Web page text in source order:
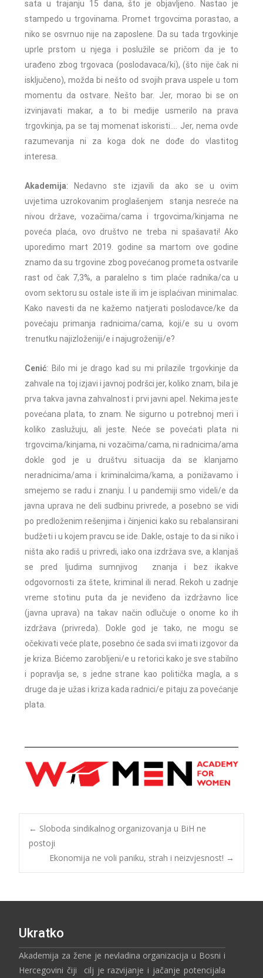
sata u trajanju 15 dana, što je objavljeno. Nastao je
stampedo u trgovinama. Promet trgovcima porastao, a
niko se osvrnuo nije na zaposlene. Da su tada trgovkinje
uprle prstom u njega i poslužile se pričom da je to
urađeno zbog trgovaca (poslodavaca/ki), (što nije čak ni
isključeno), možda bi nešto od svojih prava uspele u tom
momentu da ostvare. Nešto bar. Jer, morao bi se on
izvinjavati makar, a to bi medije usmerilo na prava
trgovkinja, pa se taj momenat iskoristi…. Jer, nema ovde
razumevanja ni za koga dok ne dođe do vlastitog
interesa.
Akademija: Nedavno ste izjavili da ako se u ovim
uvjetima uzrokovanim proglašenjem stanja nesreće na
nivou države, vozačima/cama i trgovcima/kinjama ne
poveća plaća, ovo društvo ne treba ni spašavati! Ako
uporedimo mart 2019. godine sa martom ove godine
znamo da su trgovine zbog povećanog prometa ostvarile
rast od čak 7,3%, a paralelno s tim plaće radnika/ca u
ovom sektoru su ostale iste ili im je isplaćivan minimalac.
Kako navesti da ne kažemo natjerati poslodavce/ke da
povećaju primanja radnicima/cama, koji/e su u ovom
trenutku najizloženiji/e i najugroženiji/e?
Cenić: Bilo mi je drago kad su mi prilazile trgovkinje da
zahvale na toj izjavi i javnoj podršci jer, koliko znam, bila je
prva takva javna zahvalnost i prvi javni apel. Nekima jeste
povećana plata, to znam. Ne sigurno u potrebnoj meri i
koliko zaslužuju, ali jeste. Neće se povećati plata ni
trgovcima/kinjama, ni vozačima/cama, ni radnicima/ama
dokle god je u društvu situacija da se klanjamo
neradnicima/ama i kriminalcima/kama, a ponižavamo i
smejemo se radu i znanju. I u pandemiji smo videli/e da
javna uprava ne deli sudbinu privrede, a posebno se vidi
po predloženim rešenjima i činjenici kako su rebalansirani
budžeti i u kojem pravcu se ide. Dakle, ostaje to da si niko i
ništa ako radiš u privredi, iako ona izdržava sve, a klanjaš
se pred ljudima sumnjivog znanja i bez ikakve
odgovornosti za štete, kriminal ili nerad. Rekoh u zadnje
vreme stotinu puta da je neviđeno da izdržavno lice
(javna uprava) na takav način odlučuje o onome ko ih
izdržava (privreda). Dokle god je tako, ne mogu se
očekivati veće plate, posebno će sada svi imati izgovor da
je kriza. Bićemo zarobljeni/e u retorici kako je sve stabilno
i popravlja se, s jedne strane kao politička magla, a s
druge da je užas i kriza kada radnici/e pitaju za povećanje
plata.
← Sloboda sindikalnog organizovanja u BiH ne
postoji
Ekonomija ne voli paniku, strah i neizvjesnost! →
Ukratko
Akademija za žene je nevladina organizacija u Bosni i
Hercegovini čiji cilj je razvijanje i jačanje potencijala